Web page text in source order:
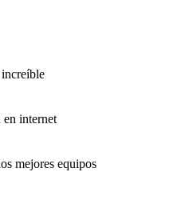
increíble
en internet
mejores equipos